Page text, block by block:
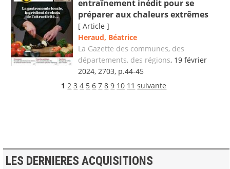
entraînement inédit pour se
préparer aux chaleurs extrêmes
[ Article ]
Heraud, Béatrice
La Gazette des communes, des
départements, des régions, 19 février
2024, 2703, p.44-45
1 2 3 4 5 6 7 8 9 10 11 suivante
LES DERNIERES ACQUISITIONS